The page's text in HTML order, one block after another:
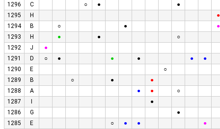
1296
C ○ ●
●
1295
H
●
1294
B ○ ●
●
1293
H ● ●
○
1292
J
●
1291
D ○ ● ● ● ●
●
1290
E
○
1289
B ○ ●
●
1288
A ● ●
○
1287
●
1286
G
●
1285
E ○ ● ● ●